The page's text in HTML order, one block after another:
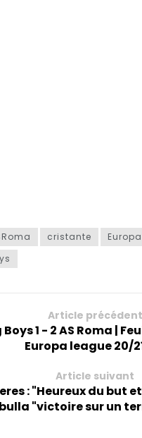
cristante
Article précédent
1 - 2 AS Roma |
Europa league 20/
Article suivant
: "Heureux du but
"victoire sur un